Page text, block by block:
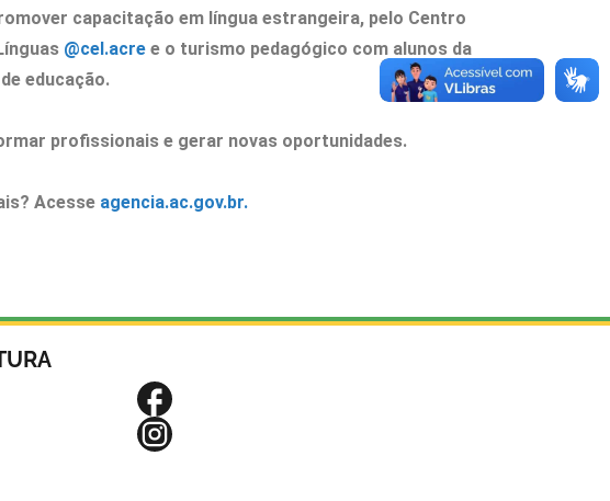
capacitação em língua estrangeira, pelo Centro
@cel.acre e o turismo pedagógico com alunos da
educação.
profissionais e gerar novas oportunidades.
Acesse agencia.ac.gov.br.